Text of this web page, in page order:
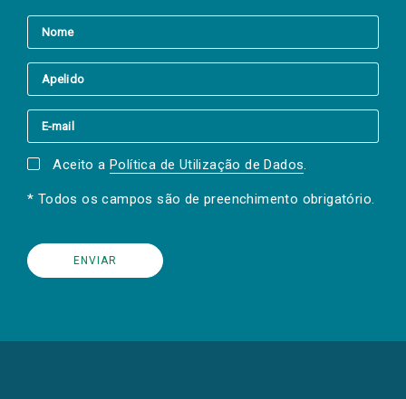
Aceito a Política de Utilização de Dados.
* Todos os campos são de preenchimento obrigatório.